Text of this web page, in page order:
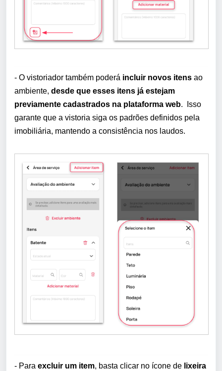
- O vistoriador também poderá incluir novos itens ao
ambiente, desde que esses itens já estejam
previamente cadastrados na plataforma web. Isso
garante que a vistoria siga os padrões definidos pela
imobiliária, mantendo a consistência nos laudos.
- Para excluir um item, basta clicar no ícone de lixeira